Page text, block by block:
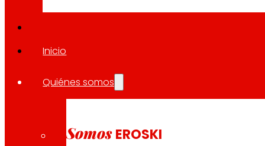
Inicio
Quiénes somos
Somos EROSKI
Sala de prensa
Volver a todas las noticias
31.10.2024